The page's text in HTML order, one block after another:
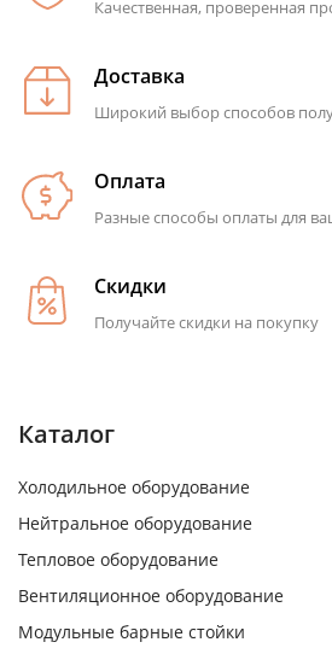
Качественная, проверенная
Доставка
Широкий выбор способов
Оплата
Разные способы оплаты для
Скидки
Получайте скидки на покупку
Каталог
Холодильное оборудование
Нейтральное оборудование
Тепловое оборудование
Вентиляционное оборудование
Модульные барные стойки